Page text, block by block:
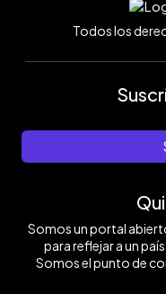
Todos los
Somos un portal
para reflejar a un
Somos el punto de